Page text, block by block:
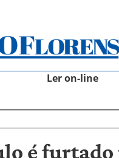
Ler on-line
é furtado